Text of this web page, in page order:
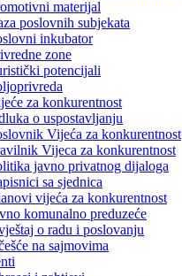
materijal
poslovnih subjekata
inkubator
zone
potencijali
za konkurentnost
o uspostavljanju
Vijeća za konkurentnost
Vijeca za konkurentnost
javno privatnog dijaloga
sa sjednica
vijeća za konkurentnost
komunalno preduzeće
o radu i poslovanju
na sajmovima